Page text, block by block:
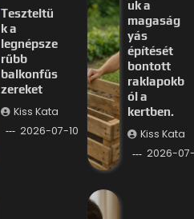
Teszteltü
k a
legnépsze
rűbb
balkonfűs
zereket
Kiss Kata
2026-07-10
uk a
magaság
yás
építését
bontott
raklapokb
ól a
kertben.
Kiss Kata
2026-